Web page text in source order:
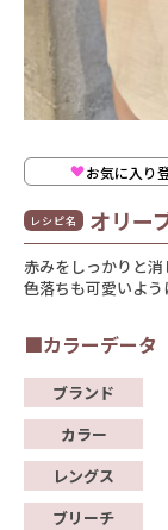
お気に入り
レシピ名 オリー
赤みをしっかりと
色落ちも可愛いよ
■カラーデータ
ブランド
カラー
レングス
ブリーチ